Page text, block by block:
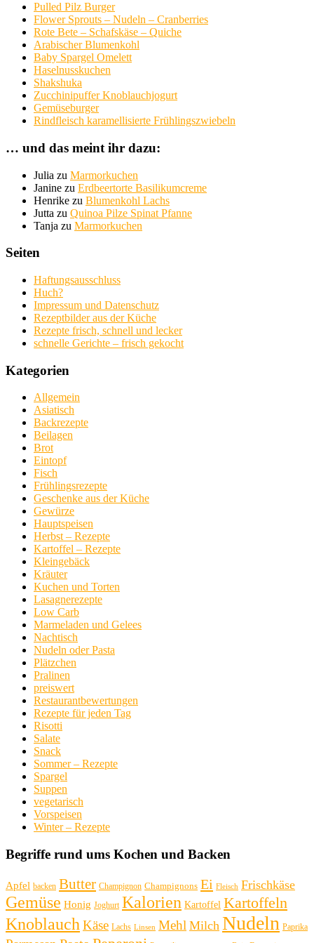
Pulled Pilz Burger
Flower Sprouts – Nudeln – Cranberries
Rote Bete – Schafskäse – Quiche
Arabischer Blumenkohl
Baby Spargel Omelett
Haselnusskuchen
Shakshuka
Zucchinipuffer Knoblauchjogurt
Gemüseburger
Rindfleisch karamellisierte Frühlingszwiebeln
… und das meint ihr dazu:
Julia zu Marmorkuchen
Janine zu Erdbeertorte Basilikumcreme
Henrike zu Blumenkohl Lachs
Jutta zu Quinoa Pilze Spinat Pfanne
Tanja zu Marmorkuchen
Seiten
Haftungsausschluss
Huch?
Impressum und Datenschutz
Rezeptbilder aus der Küche
Rezepte frisch, schnell und lecker
schnelle Gerichte – frisch gekocht
Kategorien
Allgemein
Asiatisch
Backrezepte
Beilagen
Brot
Eintopf
Fisch
Frühlingsrezepte
Geschenke aus der Küche
Gewürze
Hauptspeisen
Herbst – Rezepte
Kartoffel – Rezepte
Kleingebäck
Kräuter
Kuchen und Torten
Lasagnerezepte
Low Carb
Marmeladen und Gelees
Nachtisch
Nudeln oder Pasta
Plätzchen
Pralinen
preiswert
Restaurantbewertungen
Rezepte für jeden Tag
Risotti
Salate
Snack
Sommer – Rezepte
Spargel
Suppen
vegetarisch
Vorspeisen
Winter – Rezepte
Begriffe rund ums Kochen und Backen
Apfel backen Butter Champignon Champignons Ei Fleisch Frischkäse
Gemüse Honig Joghurt Kalorien Kartoffel Kartoffeln
Knoblauch Käse Lachs Linsen Mehl Milch Nudeln Paprika